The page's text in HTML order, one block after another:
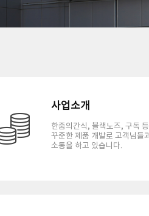
사업소개
한줌의간식, 블랙노즈, 구독 등
꾸준한 제품 개발로 고객님들
소통을 하고 있습니다.